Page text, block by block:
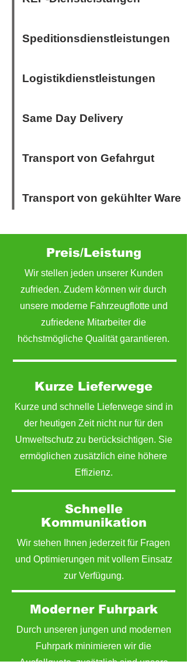
Speditionsdienst leistungen
Logistikdienstleistungen
Same Day Delivery
Transport von Gefahrgut
Transport von gekühlter Ware
Preis/Leistung
Wir stellen jeden unserer Kunden
zufrieden. Zudem können wir durch
unsere moderne Fahrzeugflotte und
zufriedene Mitarbeiter die
höchstmögliche Qualität garantieren.
Kurze Lieferwege
Kurze und schnelle Lieferwege sind in
der heutigen Zeit nicht nur für den
Umweltschutz zu berücksichtigen. Sie
ermöglichen zusätzlich eine höhere
Effizienz.
Schnelle
Kommunikation
Wir stehen Ihnen jederzeit für Fragen
und Optimierungen mit vollem Einsatz
zur Verfügung.
Moderner Fuhrpark
Durch unseren jungen und modernen
Fuhrpark minimieren wir die
Ausfallquote, zusätzlich sind unsere